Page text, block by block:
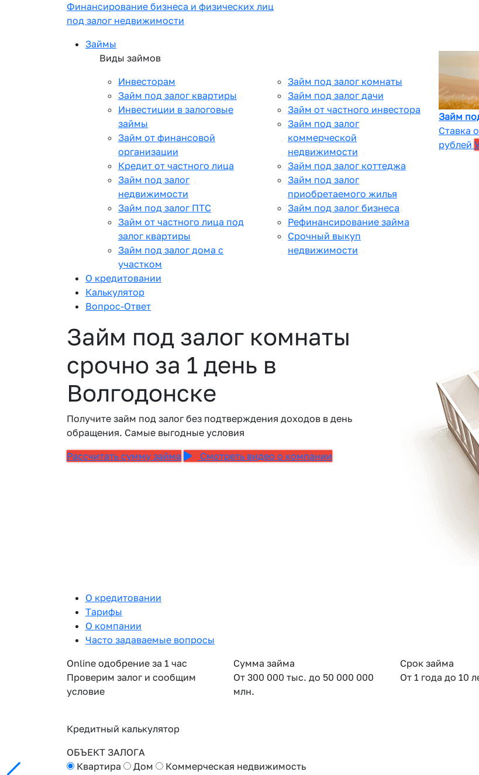
Финансирование бизнеса и физических лиц
под залог недвижимости
Займы
Виды займов
Инвесторам
Займ под залог квартиры
Инвестиции в залоговые
займы
Займ от финансовой
организации
Кредит от частного лица
Займ под залог
недвижимости
Займ под залог ПТС
Займ от частного лица под
залог квартиры
Займ под залог дома с
участком
Займ под залог комнаты
Займ под залог дачи
Займ от частного инвестора
Займ под залог
коммерческой
недвижимости
Займ под залог коттеджа
Займ под залог
приобретаемого жилья
Займ под залог бизнеса
Рефинансирование займа
Срочный выкуп
недвижимости
Займ
Ставка
рублей
О кредитовании
Калькулятор
Вопрос-Ответ
Займ под залог комнаты
срочно за 1 день в
Волгодонске
Получите займ под залог без подтверждения доходов в день
обращения. Самые выгодные условия
Рассчитать сумму займа
Смотреть видео о компании
О кредитовании
Тарифы
О компании
Часто задаваемые вопросы
Online одобрение за 1 час
Проверим залог и сообщим
условие
Сумма займа
От 300 000 тыс. до 50 000 000
млн.
Срок займа
От 1 года до 10
Кредитный калькулятор
ОБЪЕКТ ЗАЛОГА
Квартира
Дом
Коммерческая недвижимость